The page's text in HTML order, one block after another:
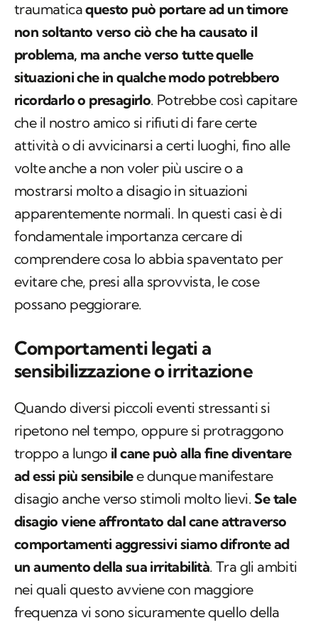
traumaticaquesto può portare ad un timore
non soltanto verso ciò che ha causato il
problema, ma anche verso tutte quelle
situazioni che in qualche modo potrebbero
ricordarlo o presagirlo. Potrebbe così capitare
che il nostro amico si rifiuti di fare certe
attività o di avvicinarsi a certi luoghi, fino alle
volte anche a non voler più uscire o a
mostrarsi molto a disagio in situazioni
apparentemente normali. In questi casi è di
fondamentale importanza cercare di
comprendere cosa lo abbia spaventato per
evitare che, presi alla sprovvista, le cose
possano peggiorare.
Comportamenti legati a
sensibilizzazione o irritazione
Quando diversi piccoli eventi stressanti si
ripetono nel tempo, oppure si protraggono
troppo a lungo il cane può alla fine diventare
ad essi più sensibilee dunque manifestare
disagio anche verso stimoli molto lievi.Se tale
disagio viene affrontato dal cane attraverso
comportamenti aggressivi siamo difronte ad
un aumento della sua irritabilità. Tra gli ambiti
nei quali questo avviene con maggiore
frequenza vi sono sicuramente quello della